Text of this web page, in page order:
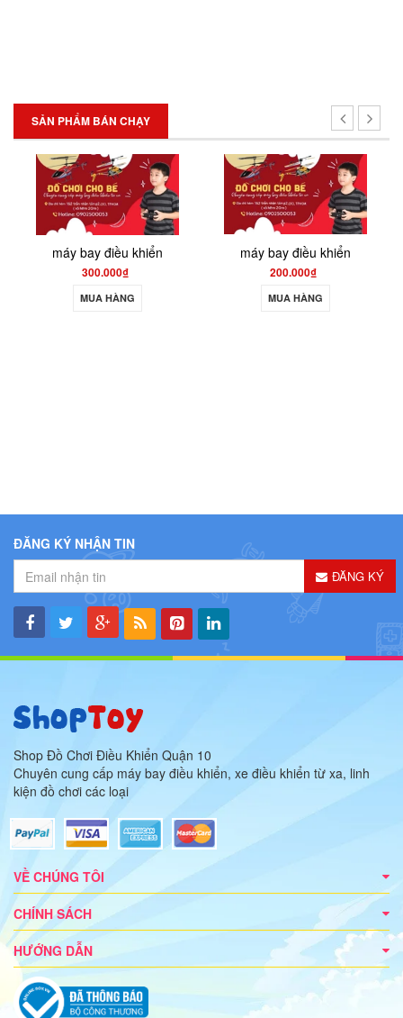
SẢN PHẨM BÁN CHẠY
máy bay điều khiển
300.000₫
MUA HÀNG
máy bay điều khiển
200.000₫
MUA HÀNG
ĐĂNG KÝ NHẬN TIN
ĐĂNG KÝ
Shop Đồ Chơi Điều Khiển Quận 10
Chuyên cung cấp máy bay điều khiển, xe điều khiển từ xa, linh
kiện đồ chơi các loại
VỀ CHÚNG TÔI
CHÍNH SÁCH
HƯỚNG DẪN